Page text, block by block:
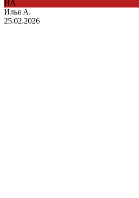
ИА
Илья А.
25.02.2026